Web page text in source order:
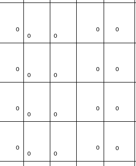
0
0
0
0
0
0
0
0
0
0
0
0
0
0
0
0
0
0
0
0